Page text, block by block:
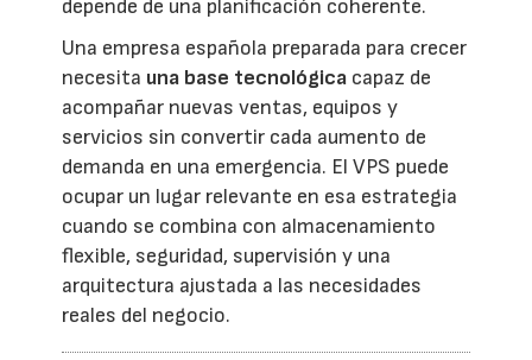
depende de una planificación coherente.
Una empresa española preparada para crecer
necesita una base tecnológica capaz de
acompañar nuevas ventas, equipos y
servicios sin convertir cada aumento de
demanda en una emergencia. El VPS puede
ocupar un lugar relevante en esa estrategia
cuando se combina con almacenamiento
flexible, seguridad, supervisión y una
arquitectura ajustada a las necesidades
reales del negocio.